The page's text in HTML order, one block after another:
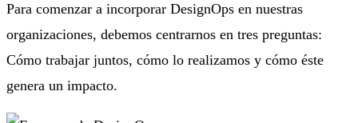
Para comenzar a incorporar DesignOps en nuestras
organizaciones, debemos centrarnos en tres preguntas:
Cómo trabajar juntos, cómo lo realizamos y cómo éste
genera un impacto.